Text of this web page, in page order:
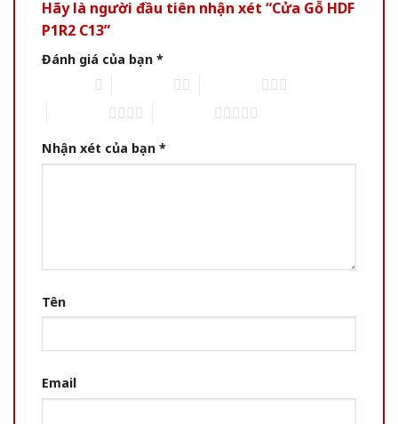
Hãy là người đầu tiên nhận xét “Cửa Gỗ HDF
P1R2 C13”
Đánh giá của bạn *
Nhận xét của bạn *
Tên
Email